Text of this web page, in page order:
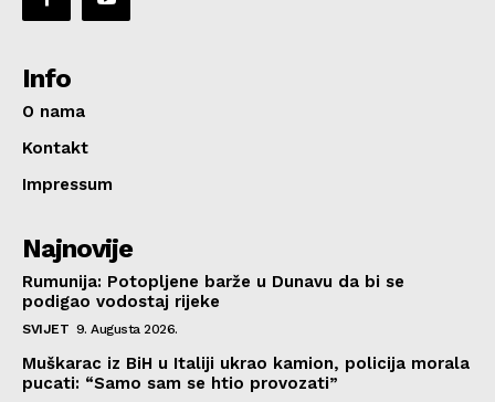
Info
O nama
Kontakt
Impressum
Najnovije
Rumunija: Potopljene barže u Dunavu da bi se
podigao vodostaj rijeke
SVIJET 9. Augusta 2026.
Muškarac iz BiH u Italiji ukrao kamion, policija morala
pucati: “Samo sam se htio provozati”